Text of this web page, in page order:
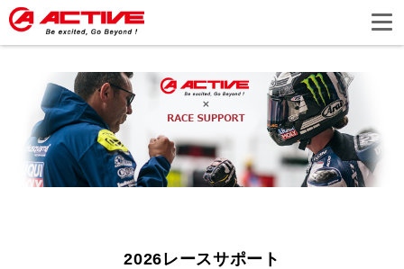
2026レースサポート